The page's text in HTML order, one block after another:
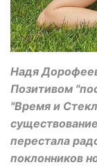
Надя
Позитивом
"Время и
перестала
поклонников